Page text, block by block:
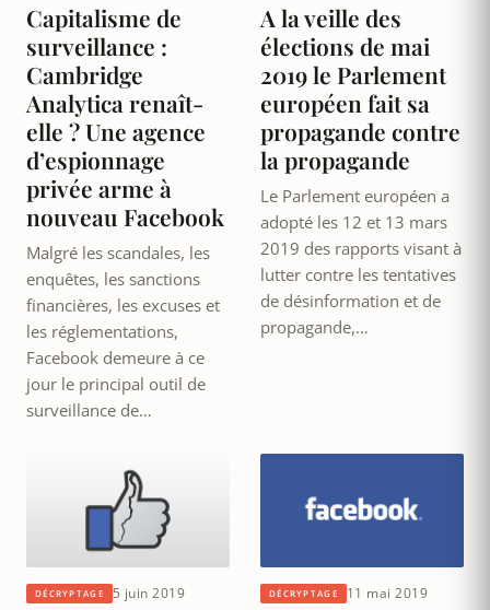
Capitalisme de
surveillance :
Cambridge
Analytica renaît-
elle ? Une agence
d’espionnage
privée arme à
nouveau Facebook
Malgré les scandales, les
enquêtes, les sanctions
financières, les excuses et
les réglementations,
Facebook demeure à ce
jour le principal outil de
surveillance de…
A la veille des
élections de mai
2019 le Parlement
européen fait sa
propagande contre
la propagande
Le Parlement européen a
adopté les 12 et 13 mars
2019 des rapports visant à
lutter contre les tentatives
de désinformation et de
propagande,…
DÉCRYPTAGE 5 juin 2019 DÉCRYPTAGE 11 mai 2019